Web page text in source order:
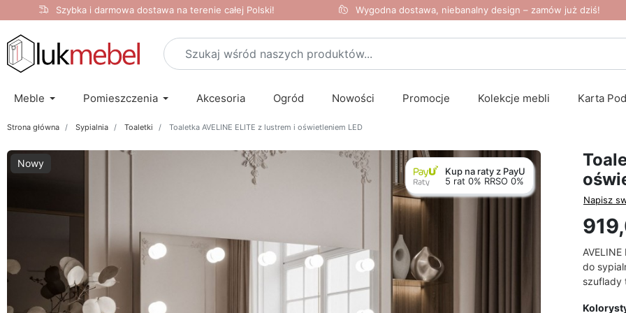
Szybka i darmowa dostawa na terenie całej Polski! Wygodna dostawa, niebanalny design – zamów już dziś!
Meble Pomieszczenia Akcesoria Ogród Nowości Promocje Kolekcje mebli Karta
Strona główna Sypialnia Toaletki Toaletka AVELINE ELITE z lustrem i oświetleniem LED
Nowy
Kup na raty z PayU
5 rat 0% RRSO 0%
Napisz
do
szuflady